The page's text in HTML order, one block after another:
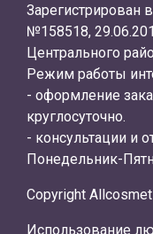
Зарегистрирован
№158518,
Центрального
Режим работы
- оформление
круглосуточно.
- консультации и
Понедельник-
Copyright
Использование